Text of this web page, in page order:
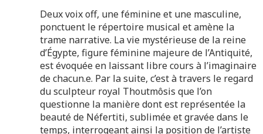
Deux voix off, une féminine et une masculine,
ponctuent le répertoire musical et amène la
trame narrative. La vie mystérieuse de la reine
d’Égypte, figure féminine majeure de l’Antiquité,
est évoquée en laissant libre cours à l’imaginaire
de chacun.e. Par la suite, c’est à travers le regard
du sculpteur royal Thoutmôsis que l’on
questionne la manière dont est représentée la
beauté de Néfertiti, sublimée et gravée dans le
temps, interrogeant ainsi la position de l’artiste